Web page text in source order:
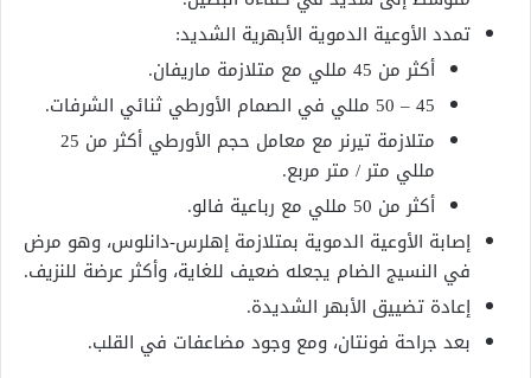
تمدد الأوعية الدموية الأبهرية الشديد:
أكثر من 45 مللي مع متلازمة ماريفان.
45 – 50 مللي في الصمام الأورطي ثنائي الشرفات.
متلازمة تيرنر مع معامل حجم الأورطي أكثر من 25
مللي متر / متر مربع.
أكثر من 50 مللي مع رباعية فالو.
إصابة الأوعية الدموية بمتلازمة إهلرس-دانلوس، وهو مرض
في النسيج الضام يجعله ضعيف للغاية، وأكثر عرضة للنزيف.
إعادة تضييق الأبهر الشديدة.
بعد جراحة فونتان، ومع وجود مضاعفات في القلب.